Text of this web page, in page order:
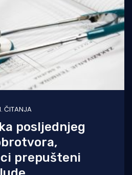
ČITANJA
posljednjeg
prepušteni